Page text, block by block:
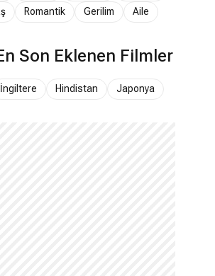
Romantik Gerilim Aile
Son Eklenen Filmler
İngiltere Hindistan Japonya